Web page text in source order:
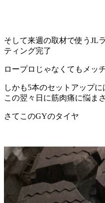
そして来週の取材で使うJL
ティング完了
ロープロじゃなくてもメッ
しかも5本のセットアップ
この翌々日に筋肉痛に悩ま
さてこのGYのタイヤ